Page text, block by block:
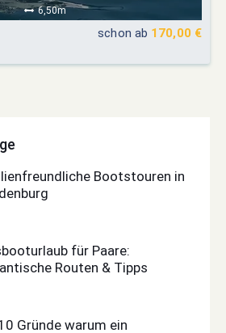
6,50m
schon ab 170,00 €
Bootstouren in
für Paare:
Routen & Tipps
Gründe warum ein